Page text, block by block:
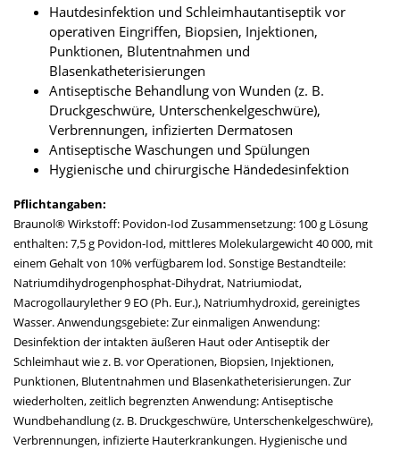
Hautdesinfektion und Schleimhautantiseptik vor
operativen Eingriffen, Biopsien, Injektionen,
Punktionen, Blutentnahmen und
Blasenkatheterisierungen
Antiseptische Behandlung von Wunden (z. B.
Druckgeschwüre, Unterschenkelgeschwüre),
Verbrennungen, infizierten Dermatosen
Antiseptische Waschungen und Spülungen
Hygienische und chirurgische Händedesinfektion
Pflichtangaben:
Braunol® Wirkstoff: Povidon-Iod Zusammensetzung: 100 g Lösung
enthalten: 7,5 g Povidon-Iod, mittleres Molekulargewicht 40 000, mit
einem Gehalt von 10% verfügbarem lod. Sonstige Bestandteile:
Natriumdihydrogenphosphat-Dihydrat, Natriumiodat,
Macrogollaurylether 9 EO (Ph. Eur.), Natriumhydroxid, gereinigtes
Wasser. Anwendungsgebiete: Zur einmaligen Anwendung:
Desinfektion der intakten äußeren Haut oder Antiseptik der
Schleimhaut wie z. B. vor Operationen, Biopsien, Injektionen,
Punktionen, Blutentnahmen und Blasenkatheterisierungen. Zur
wiederholten, zeitlich begrenzten Anwendung: Antiseptische
Wundbehandlung (z. B. Druckgeschwüre, Unterschenkelgeschwüre),
Verbrennungen, infizierte Hauterkrankungen. Hygienische und